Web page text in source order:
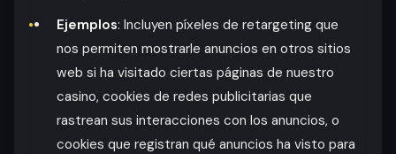
Ejemplos: Incluyen píxeles de retargeting que
nos permiten mostrarle anuncios en otros sitios
web si ha visitado ciertas páginas de nuestro
casino, cookies de redes publicitarias que
rastrean sus interacciones con los anuncios, o
cookies que registran qué anuncios ha visto para